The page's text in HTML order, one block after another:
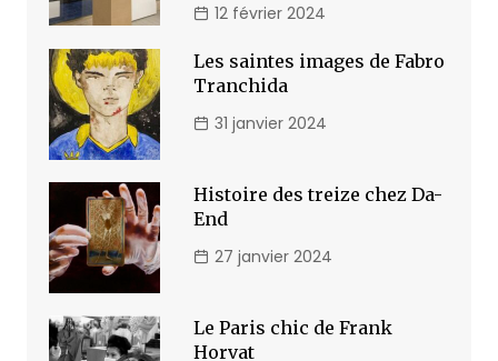
12 février 2024
Les saintes images de Fabro
Tranchida
31 janvier 2024
Histoire des treize chez Da-
End
27 janvier 2024
Le Paris chic de Frank
Horvat